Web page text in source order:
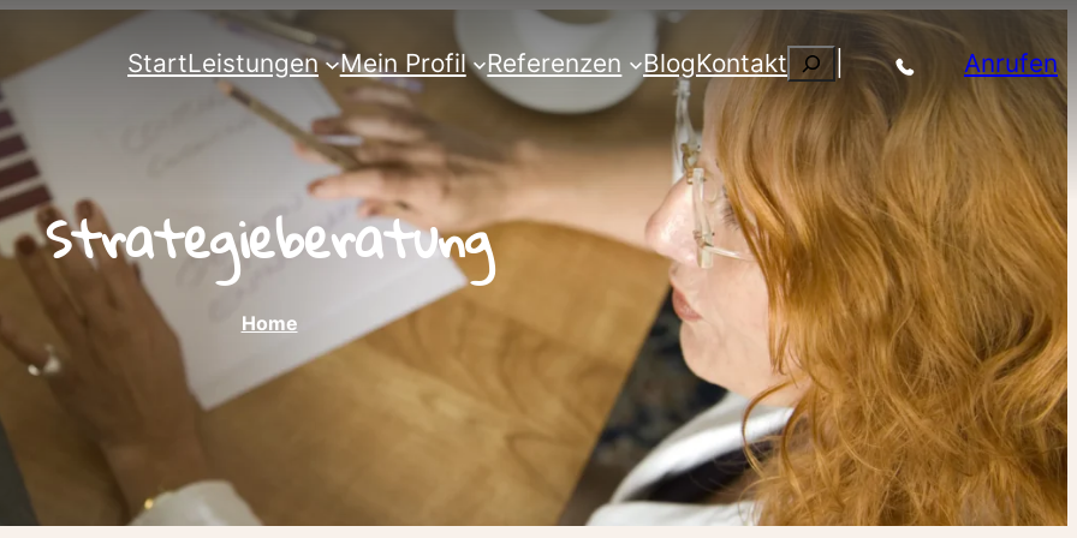
StartLeistungen Mein Profil Referenzen BlogKontakt Suchen Anrufen
Strategieberatung
Home